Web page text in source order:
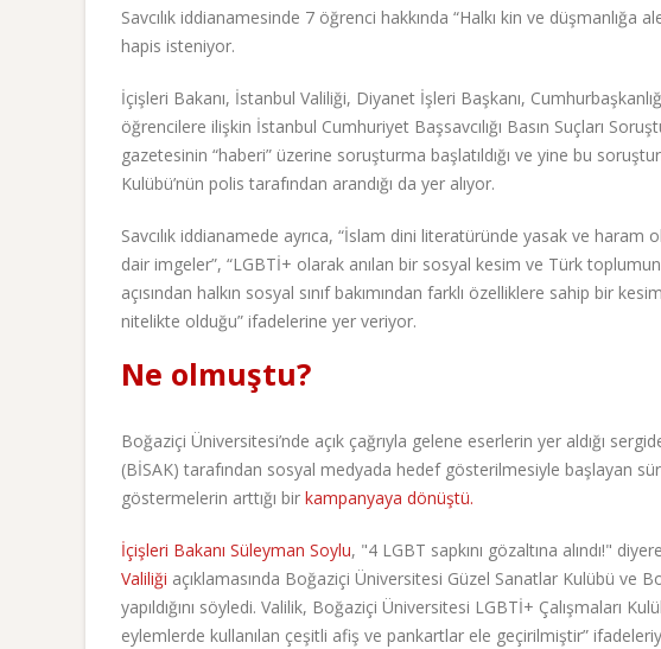
Savcılık iddianamesinde 7 öğrenci hakkında “Halkı kin ve düşmanlığa
hapis isteniyor.
İçişleri Bakanı, İstanbul Valiliği, Diyanet İşleri Başkanı,
öğrencilere ilişkin İstanbul Cumhuriyet Başsavcılığı Basın Suçları
gazetesinin “haberi” üzerine soruşturma başlatıldığı ve yine bu
Kulübü’nün polis tarafından arandığı da yer alıyor.
Savcılık iddianamede ayrıca, “İslam dini literatüründe yasak ve
dair imgeler”, “LGBTİ+ olarak anılan bir sosyal kesim ve Türk
açısından halkın sosyal sınıf bakımından farklı özelliklere sahip bir
nitelikte olduğu” ifadelerine yer veriyor.
Ne olmuştu?
Boğaziçi Üniversitesi’nde açık çağrıyla gelene eserlerin yer aldığı
(BİSAK) tarafından sosyal medyada hedef gösterilmesiyle başlayan
göstermelerin arttığı bir kampanyaya dönüştü.
İçişleri Bakanı Süleyman Soylu, "4 LGBT sapkını gözaltına alındı!"
Valiliği açıklamasında Boğaziçi Üniversitesi Güzel Sanatlar Kulübü ve
yapıldığını söyledi. Valilik, Boğaziçi Üniversitesi LGBTİ+ Çalışmaları
eylemlerde kullanılan çeşitli afiş ve pankartlar ele geçirilmiştir”